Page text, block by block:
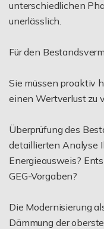
unterschiedlichen
unerlässlich.
Für den
Sie müssen proaktiv
einen Wertverlust zu
Überprüfung des
detaillierten Analyse
Energieausweis?
GEG-Vorgaben?
Die Modernisierung
Dämmung der